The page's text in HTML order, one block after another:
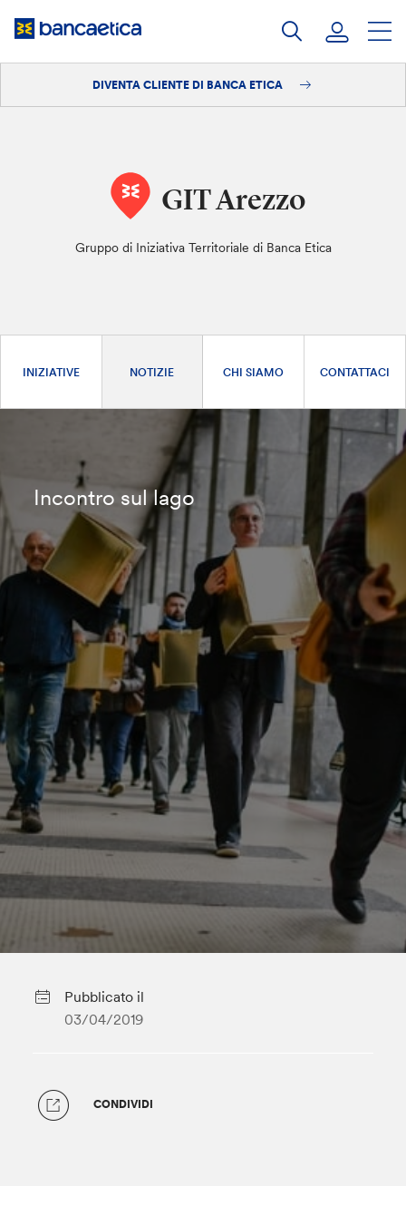
DIVENTA CLIENTE DI BANCA ETICA
GIT Arezzo
Gruppo di Iniziativa Territoriale di Banca Etica
INIZIATIVE NOTIZIE CHI SIAMO CONTATTACI
Incontro sul lago
Pubblicato il
03/04/2019
CONDIVIDI